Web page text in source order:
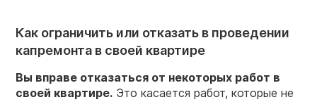
Как ограничить или отказать в проведении
капремонта в своей квартире
Вы вправе отказаться от некоторых работ в
своей квартире. Это касается работ, которые не